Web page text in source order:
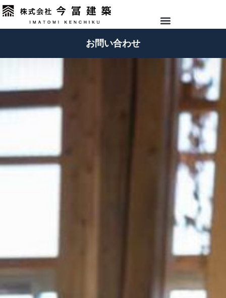
お問い合わせ